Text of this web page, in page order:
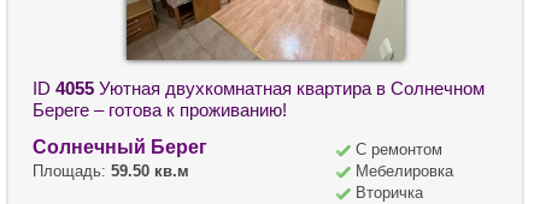
ID 4055 Уютная двухкомнатная квартира в Солнечном
Береге – готова к проживанию!
Солнечный Берег
Площадь: 59.50 кв.м
С ремонтом
Мебелировка
Вторичка